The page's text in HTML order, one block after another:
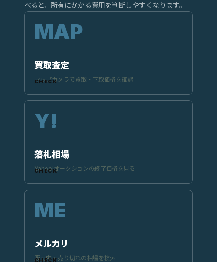
べると、所有にかかる費用を判断しやすくなります。
買取査定
マップカメラで買取・下取価格を確認
落札相場
Yahoo!オークションの終了価格を見る
メルカリ
販売中・売り切れの相場を検索